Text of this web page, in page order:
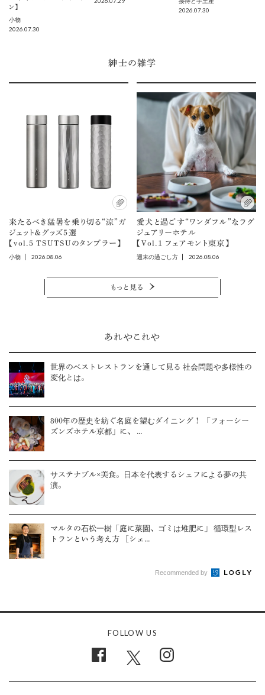
ン】
小物
2026.07.30
2026.07.30
紳士の雑学
来たるべき猛暑を乗り切る“涼”ガ
ジェット＆グッズ5選
【vol.5 TSUTSUのタンブラー】
小物 2026.08.06
愛犬と過ごす“ワンダフル”なラグ
ジュアリーホテル
【Vol.1 フェアモント東京】
週末の過ごし方 2026.08.06
もっと見る
あれやこれや
世界のベストレストランを通して見る 社会問題や多様性の
変化とは。
800年の歴史を紡ぐ名庭を望むダイニング！ 「フォーシー
ズンズホテル京都」に、 ...
サステナブル×美食。日本を代表するシェフによる夢の共
演。
マルタの石松一樹「庭に菜園、ゴミは堆肥に」 循環型レス
トランという考え方 ［シェ...
Recommended by
FOLLOW US